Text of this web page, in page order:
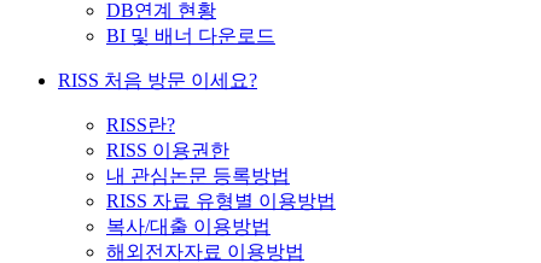
DB연계 현황
BI 및 배너 다운로드
RISS 처음 방문 이세요?
RISS란?
RISS 이용권한
내 관심논문 등록방법
RISS 자료 유형별 이용방법
복사/대출 이용방법
해외전자자료 이용방법